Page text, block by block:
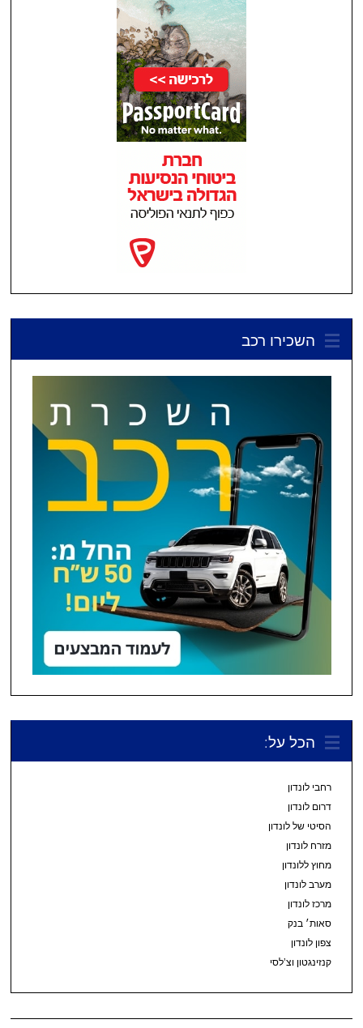
השכירו רכב
הכל על:
רחבי לונדון
דרום לונדון
הסיטי של לונדון
מזרח לונדון
מחוץ ללונדון
מערב לונדון
מרכז לונדון
סאות׳ בנק
צפון לונדון
קנזינגטון וצ’לסי